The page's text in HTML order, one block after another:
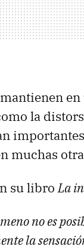
la
muchas
su libroLa
no es
la